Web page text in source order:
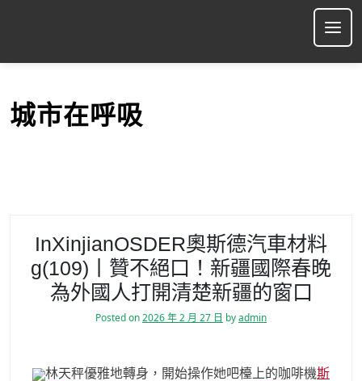
p
城市在呼吸
InXinjianOSDER奧斯德汽車材料
g(109)丨贊不絕口！新疆國際春晚
為外國人打開清楚新疆的窗口
Posted on2026 年 2 月 27 日 byadmin
林天秤優雅地轉身，開始操作她吧檯上的咖啡機斯